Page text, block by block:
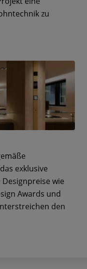
zu
exklusive
wie
Awards und
den